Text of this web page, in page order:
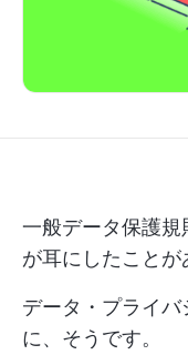
一般データ保護規
が耳にしたことが
データ・プライ
に、そうです。